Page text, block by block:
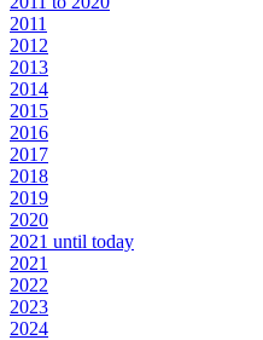
2011
2012
2013
2014
2015
2016
2017
2018
2019
2020
2021 until today
2021
2022
2023
2024